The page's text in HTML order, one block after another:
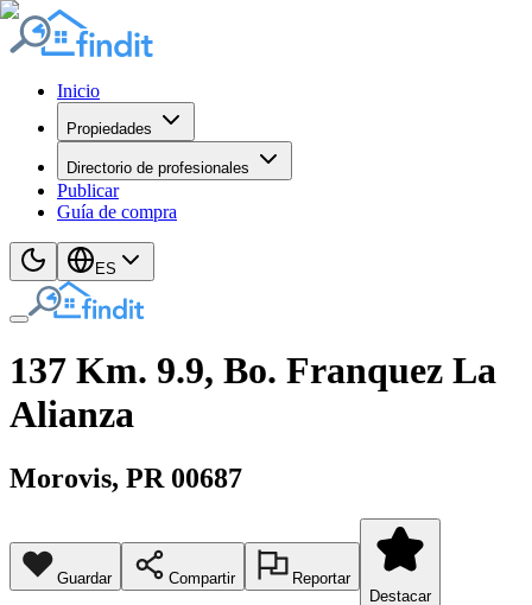
Inicio
Propiedades
Directorio de profesionales
Publicar
Guía de compra
ES
137 Km. 9.9, Bo. Franquez La
Alianza
Morovis, PR 00687
Guardar Compartir
Reportar
Destacar